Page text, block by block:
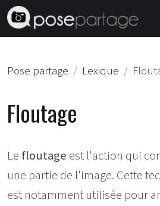
Pose partage Lexique
Floutage
Le floutage est l'action qui
une partie de l'image. Cette
est notamment utilisée pour